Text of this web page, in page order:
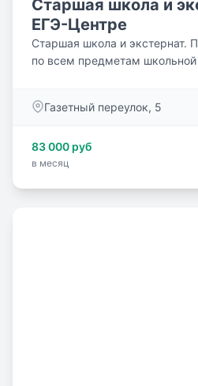
Старшая школа и
ЕГЭ-Центре
Старшая школа и экстернат.
по всем предметам
Газетный переулок, 5
83 000 руб
в месяц